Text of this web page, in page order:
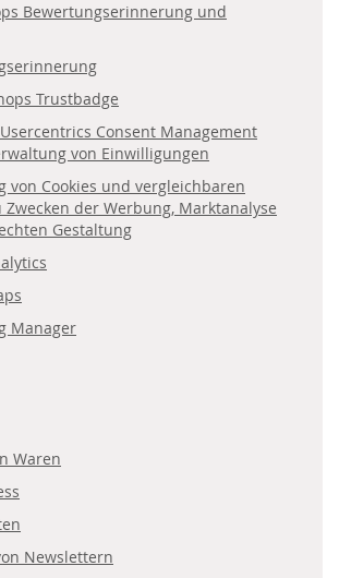
Bewertungserinnerung und
Trustbadge
Consent Management
von Einwilligungen
von Cookies und vergleichbaren
Zwecken der Werbung, Marktanalyse
Gestaltung
Manager
Waren
Newslettern